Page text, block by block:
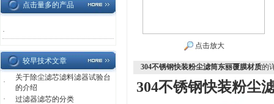
点击量多的产品
·
较早技术文章
·
关于除尘滤芯滤料滤器试验台
的介绍
·
过滤器滤芯的分类
点击放大
304不锈钢快装粉尘滤筒东丽覆膜材质的
304不锈钢快装粉尘